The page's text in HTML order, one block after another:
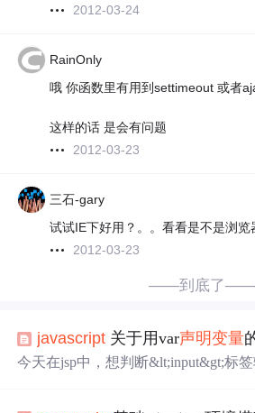
2012-03-24
RainOnly
哦 你函数里有用到settimeout 或者
这样的话 是会有问题
2012-03-23
三石-gary
试试IE下好用？。。看看是不是浏览
2012-03-23
——到底了——
javascript 关于用var声明变量
今天在jsp中，想判断&lt;input&gt;标